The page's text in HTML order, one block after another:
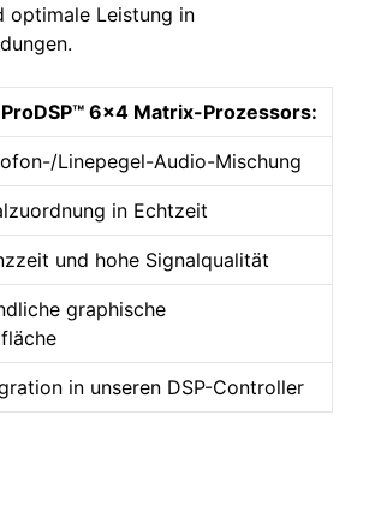
optimale Leistung in
6×4 Matrix-Prozessors:
Linepegel-Audio-Mischung
in Echtzeit
und hohe Signalqualität
graphische
in unseren DSP-Controller